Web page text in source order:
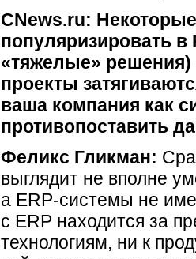
CNews.ru:
популяризировать
«тяжелые» решения)
проекты
ваша компания как
противопоставить
Феликс Гликман:
выглядит не вполне
а ERP-системы не
с ERP находится за
технологиям, ни к